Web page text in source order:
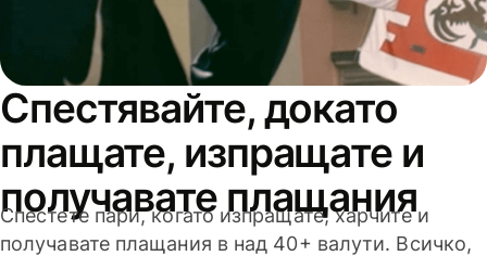
Спестявайте, докато
плащате, изпращате и
получавате плащания
Спестете пари, когато изпращате, харчите и
получавате плащания в над 40+ валути. Всичко,